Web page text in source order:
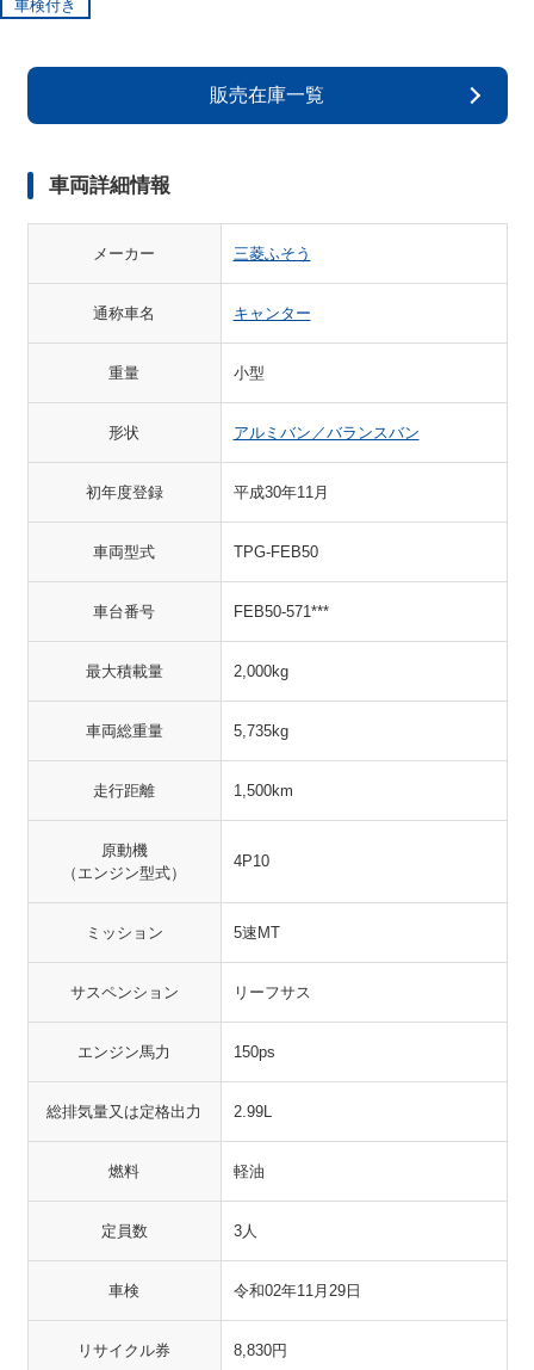
車検付き
販売在庫一覧
車両詳細情報
メーカー 三菱ふそう
通称車名 キャンター
重量 小型
形状 アルミバン／バランスバン
初年度登録 平成30年11月
車両型式 TPG-FEB50
車台番号 FEB50-571***
最大積載量 2,000kg
車両総重量 5,735kg
走行距離 1,500km
原動機
（エンジン型式）
4P10
ミッション 5速MT
サスペンション リーフサス
エンジン馬力 150ps
総排気量又は定格出力 2.99L
燃料 軽油
定員数 3人
車検 令和02年11月29日
リサイクル券 8,830円